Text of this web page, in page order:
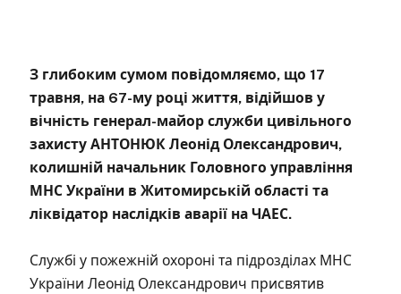
З глибоким сумом повідомляємо, що 17
травня, на 67-му році життя, відійшов у
вічність генерал-майор служби цивільного
захисту АНТОНЮК Леонід Олександрович,
колишній начальник Головного управління
МНС України в Житомирській області та
ліквідатор наслідків аварії на ЧАЕС.
Службі у пожежній охороні та підрозділах МНС
України Леонід Олександрович присвятив